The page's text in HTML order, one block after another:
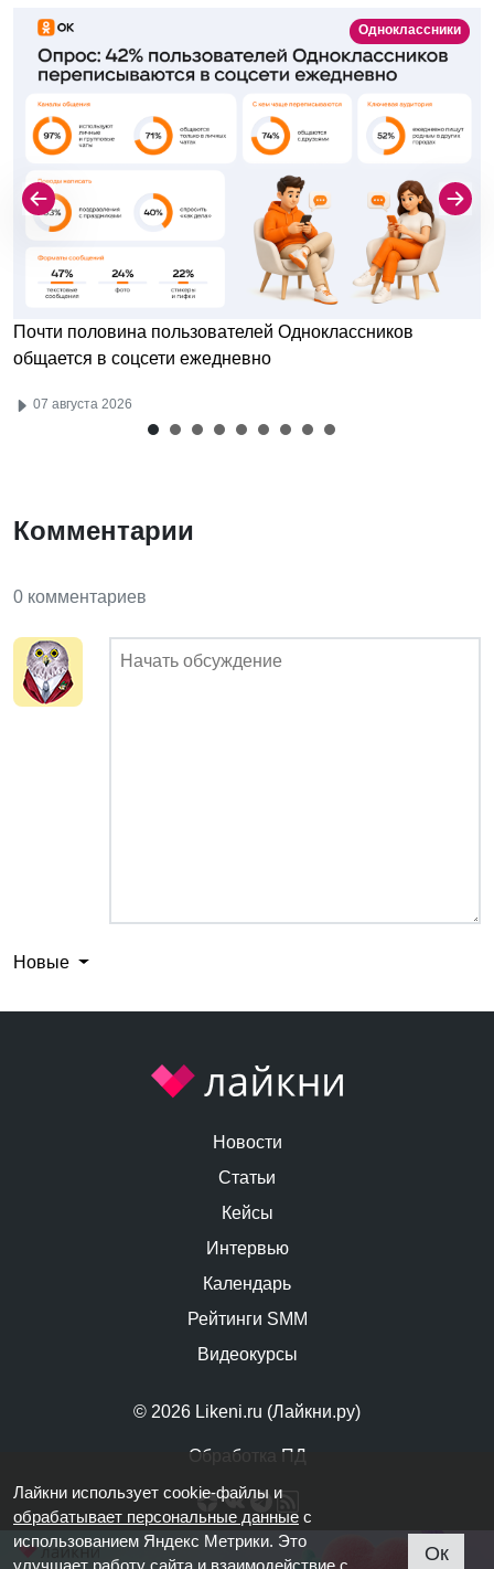
Одноклассники
Почти половина пользователей Одноклассников
общается в соцсети ежедневно
07 августа 2026
Комментарии
0 комментариев
Новые
© 2026 Likeni.ru (Лайкни.ру)
Обработка ПД
Новости
Статьи
Кейсы
Интервью
Календарь
Рейтинги SMM
Видеокурсы
Лайкни использует cookie-файлы и
обрабатывает персональные данные с
использованием Яндекс Метрики. Это
улучшает работу сайта и взаимодействие с
Ок